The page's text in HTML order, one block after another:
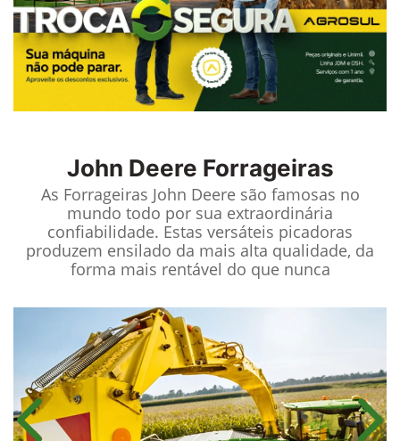
John Deere Forrageiras
As Forrageiras John Deere são famosas no
mundo todo por sua extraordinária
confiabilidade. Estas versáteis picadoras
produzem ensilado da mais alta qualidade, da
forma mais rentável do que nunca
Anterior